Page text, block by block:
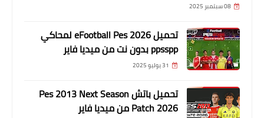
08 سبتمبر 2025
تحميل eFootball Pes 2026 لمحاكي
ppsspp بدون نت من ميديا فاير
31 يوليو 2025
تحميل باتش Pes 2013 Next Season
Patch 2026 من ميديا فاير